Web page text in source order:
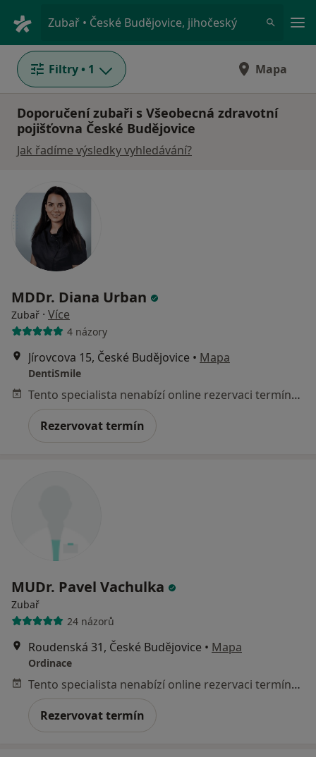
Zubař • České Budějovice, jihočeský
Filtry • 1 Mapa
Doporučení zubaři s Všeobecná zdravotní
pojišťovna České Budějovice
Jak řadíme výsledky vyhledávání?
MDDr. Diana Urban
Zubař · Více
4 názory
Jírovcova 15, České Budějovice • Mapa
DentiSmile
Tento specialista nenabízí online rezervaci termínu na této adrese.
Rezervovat termín
MUDr. Pavel Vachulka
Zubař
24 názorů
Roudenská 31, České Budějovice • Mapa
Ordinace
Tento specialista nenabízí online rezervaci termínu na této adrese.
Rezervovat termín